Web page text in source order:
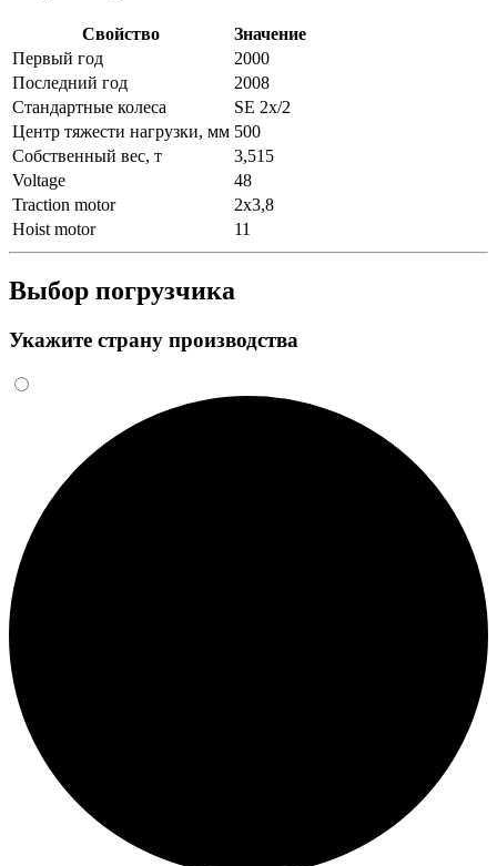
Свойство
Значение
Первый год
2000
Последний год
2008
Стандартные колеса
SE 2x/2
Центр тяжести нагрузки, мм 500
Собственный вес, т
3,515
Voltage
48
Traction motor
2x3,8
Hoist motor
11
Выбор погрузчика
Укажите страну производства